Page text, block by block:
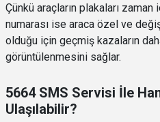
Çünkü araçların plakaları
numarası ise araca özel ve
olduğu için geçmiş kazaların
görüntülenmesini sağlar.
5664 SMS Servisi İle
Ulaşılabilir?